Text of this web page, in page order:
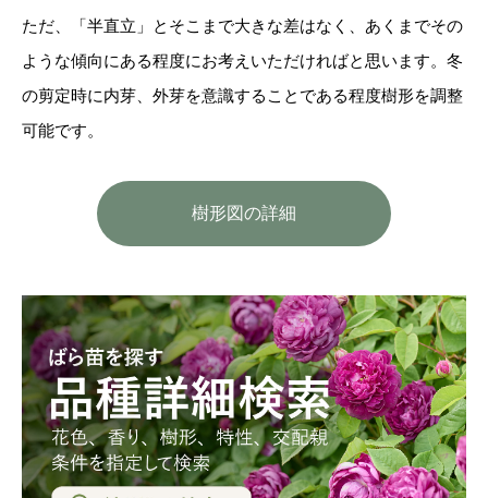
ただ、「半直立」とそこまで大きな差はなく、あくまでその
ような傾向にある程度にお考えいただければと思います。冬
の剪定時に内芽、外芽を意識することである程度樹形を調整
可能です。
樹形図の詳細